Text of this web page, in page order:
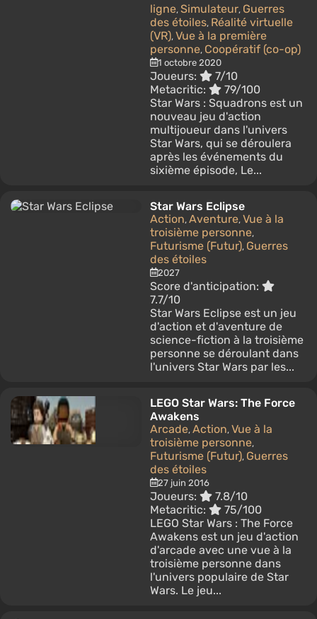
ligne, Simulateur, Guerres
des étoiles, Réalité virtuelle
(VR), Vue à la première
personne, Coopératif (co-op)
1 octobre 2020
Joueurs:
7/10
Metacritic:
79/100
Star Wars : Squadrons est un
nouveau jeu d'action
multijoueur dans l'univers
Star Wars, qui se déroulera
après les événements du
sixième épisode, Le...
Star Wars Eclipse
Action, Aventure, Vue à la
troisième personne,
Futurisme (Futur), Guerres
des étoiles
2027
Score d'anticipation:
7.7/10
Star Wars Eclipse est un jeu
d'action et d'aventure de
science-fiction à la troisième
personne se déroulant dans
l'univers Star Wars par les...
LEGO Star Wars: The Force
Awakens
Arcade, Action, Vue à la
troisième personne,
Futurisme (Futur), Guerres
des étoiles
27 juin 2016
Joueurs:
7.8/10
Metacritic:
75/100
LEGO Star Wars : The Force
Awakens est un jeu d'action
d'arcade avec une vue à la
troisième personne dans
l'univers populaire de Star
Wars. Le jeu...